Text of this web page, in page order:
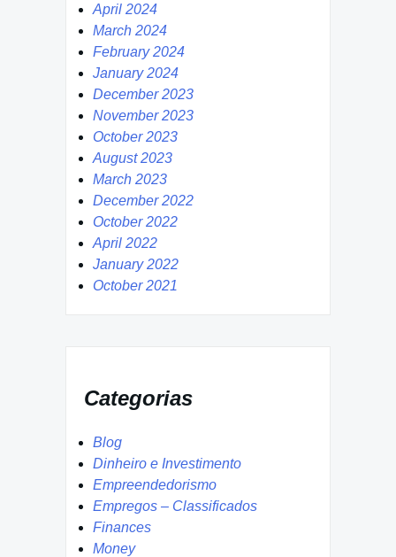
April 2024
March 2024
February 2024
January 2024
December 2023
November 2023
October 2023
August 2023
March 2023
December 2022
October 2022
April 2022
January 2022
October 2021
Categorias
Blog
Dinheiro e Investimento
Empreendedorismo
Empregos – Classificados
Finances
Money